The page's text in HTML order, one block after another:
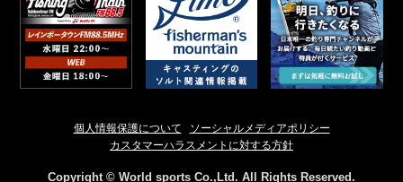
個人情報保護について
ソーシャルメディアポリシー
カスタマーハラスメントに対する方針
Copyright © World sports Co.,Ltd. All Rights Reserved.